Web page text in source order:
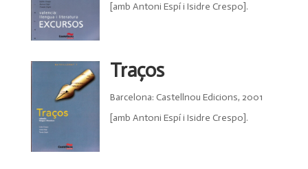
[amb Antoni Espí i Isidre Crespo].
Traços
Barcelona: Castellnou Edicions, 2001
[amb Antoni Espí i Isidre Crespo].